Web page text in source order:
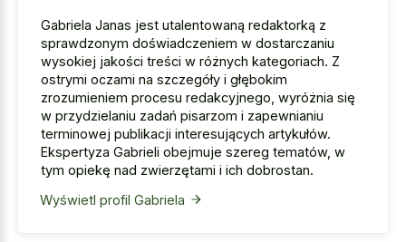
Gabriela Janas jest utalentowaną redaktorką z
sprawdzonym doświadczeniem w dostarczaniu
wysokiej jakości treści w różnych kategoriach. Z
ostrymi oczami na szczegóły i głębokim
zrozumieniem procesu redakcyjnego, wyróżnia się
w przydzielaniu zadań pisarzom i zapewnianiu
terminowej publikacji interesujących artykułów.
Ekspertyza Gabrieli obejmuje szereg tematów, w
tym opiekę nad zwierzętami i ich dobrostan.
Wyświetl profil Gabriela